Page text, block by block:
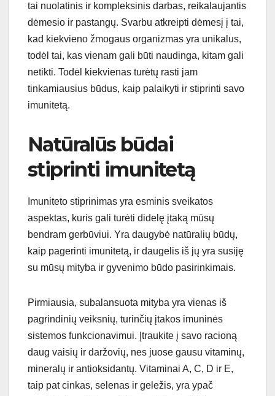
tai nuolatinis ir kompleksinis darbas, reikalaujantis
dėmesio ir pastangų. Svarbu atkreipti dėmesį į tai,
kad kiekvieno žmogaus organizmas yra unikalus,
todėl tai, kas vienam gali būti naudinga, kitam gali
netikti. Todėl kiekvienas turėtų rasti jam
tinkamiausius būdus, kaip palaikyti ir stiprinti savo
imunitetą.
Natūralūs būdai
stiprinti imunitetą
Imuniteto stiprinimas yra esminis sveikatos
aspektas, kuris gali turėti didelę įtaką mūsų
bendram gerbūviui. Yra daugybė natūralių būdų,
kaip pagerinti imunitetą, ir daugelis iš jų yra susiję
su mūsų mityba ir gyvenimo būdo pasirinkimais.
Pirmiausia, subalansuota mityba yra vienas iš
pagrindinių veiksnių, turinčių įtakos imuninės
sistemos funkcionavimui. Įtraukite į savo racioną
daug vaisių ir daržovių, nes juose gausu vitaminų,
mineralų ir antioksidantų. Vitaminai A, C, D ir E,
taip pat cinkas, selenas ir geležis, yra ypač